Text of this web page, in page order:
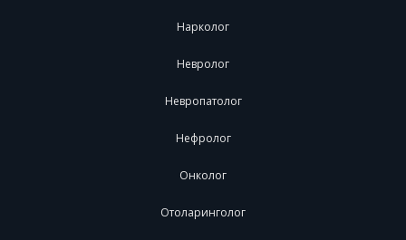
Нарколог
Невролог
Невропатолог
Нефролог
Онколог
Отоларинголог